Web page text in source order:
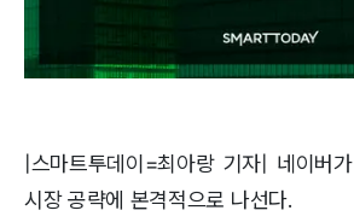
|스마트투데이=최아랑 기자| 네이버
시장 공략에 본격적으로 나선다.